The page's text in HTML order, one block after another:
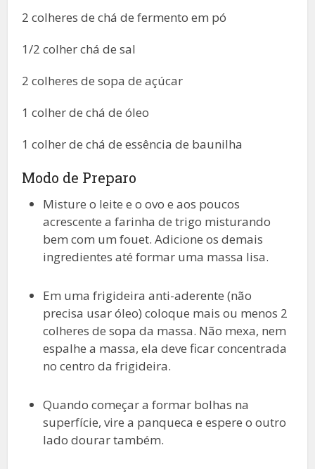
2 colheres de chá de fermento em pó
1/2 colher chá de sal
2 colheres de sopa de açúcar
1 colher de chá de óleo
1 colher de chá de essência de baunilha
Modo de Preparo
Misture o leite e o ovo e aos poucos
acrescente a farinha de trigo misturando
bem com um fouet. Adicione os demais
ingredientes até formar uma massa lisa.
Em uma frigideira anti-aderente (não
precisa usar óleo) coloque mais ou menos 2
colheres de sopa da massa. Não mexa, nem
espalhe a massa, ela deve ficar concentrada
no centro da frigideira.
Quando começar a formar bolhas na
superfície, vire a panqueca e espere o outro
lado dourar também.